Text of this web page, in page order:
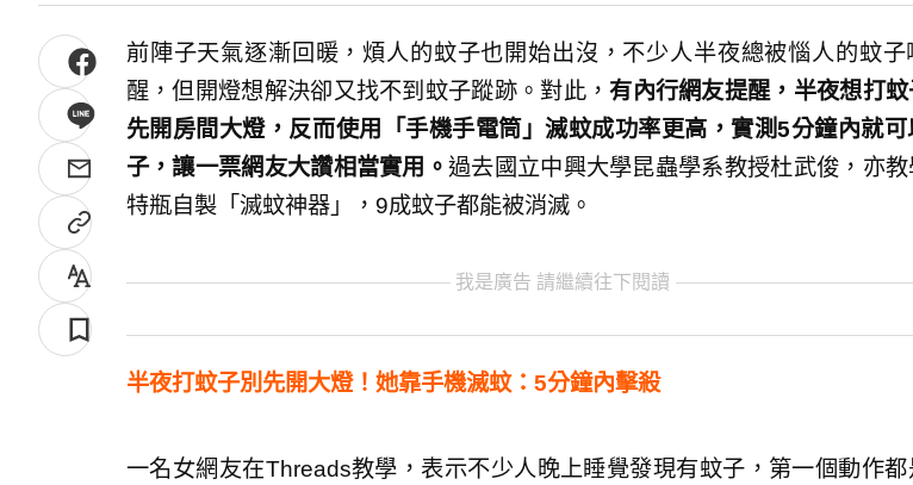
前陣子天氣逐漸回暖，煩人的蚊子也開始出沒，不少人半夜總被惱人的蚊子
醒，但開燈想解決卻又找不到蚊子蹤跡。對此，有內行網友提醒，半夜想打蚊
先開房間大燈，反而使用「手機手電筒」滅蚊成功率更高，實測5分鐘內就
子，讓一票網友大讚相當實用。過去國立中興大學昆蟲學系教授杜武俊，亦
特瓶自製「滅蚊神器」，9成蚊子都能被消滅。
我是廣告 請繼續往下閱讀
半夜打蚊子別先開大燈！她靠手機滅蚊：5分鐘內擊殺
一名女網友在Threads教學，表示不少人晚上睡覺發現有蚊子，第一個動作都